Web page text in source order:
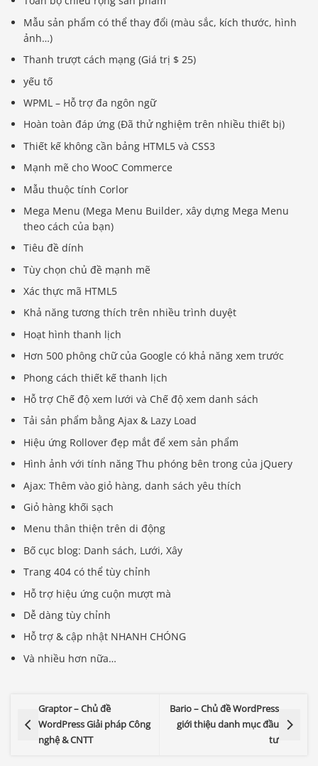
Mẫu sản phẩm có thể thay đổi (màu sắc, kích thước, hình
ảnh…)
Thanh trượt cách mạng (Giá trị $ 25)
yếu tố
WPML – Hỗ trợ đa ngôn ngữ
Hoàn toàn đáp ứng (Đã thử nghiệm trên nhiều thiết bị)
Thiết kế không cần bảng HTML5 và CSS3
Mạnh mẽ cho WooC Commerce
Mẫu thuộc tính Corlor
Mega Menu (Mega Menu Builder, xây dựng Mega Menu
theo cách của bạn)
Tiêu đề dính
Tùy chọn chủ đề mạnh mẽ
Xác thực mã HTML5
Khả năng tương thích trên nhiều trình duyệt
Hoạt hình thanh lịch
Hơn 500 phông chữ của Google có khả năng xem trước
Phong cách thiết kế thanh lịch
Hỗ trợ Chế độ xem lưới và Chế độ xem danh sách
Tải sản phẩm bằng Ajax & Lazy Load
Hiệu ứng Rollover đẹp mắt để xem sản phẩm
Hình ảnh với tính năng Thu phóng bên trong của jQuery
Ajax: Thêm vào giỏ hàng, danh sách yêu thích
Giỏ hàng khối sạch
Menu thân thiện trên di động
Bố cục blog: Danh sách, Lưới, Xây
Trang 404 có thể tùy chỉnh
Hỗ trợ hiệu ứng cuộn mượt mà
Dễ dàng tùy chỉnh
Hỗ trợ & cập nhật NHANH CHÓNG
Và nhiều hơn nữa…
Graptor – Chủ đề
WordPress Giải pháp Công
nghệ & CNTT
Bario – Chủ đề WordPress
giới thiệu danh mục đầu
tư
Báo giá & Đặt hàng:
0903.976.769